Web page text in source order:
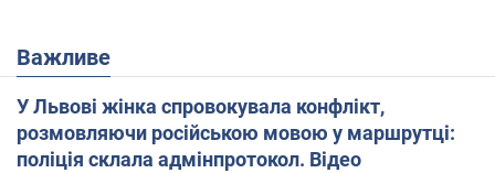
Важливе
У Львові жінка спровокувала конфлікт,
розмовляючи російською мовою у маршрутці:
поліція склала адмінпротокол. Відео